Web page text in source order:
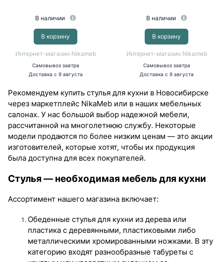
В наличии
В корзину
Интернет-магазин Nikameb
Самовывоз завтра
Доставка с 9 августа
В наличии
В корзину
Интернет-магазин Nikameb
Самовывоз завтра
Доставка с 9 августа
Рекомендуем купить стулья для кухни в Новосибирске
через маркетплейс NikaMeb или в наших мебельных
салонах. У нас большой выбор надежной мебели,
рассчитанной на многолетнюю службу. Некоторые
модели продаются по более низким ценам — это акции
изготовителей, которые хотят, чтобы их продукция
была доступна для всех покупателей.
Стулья — необходимая мебель для кухни
Ассортимент нашего магазина включает:
Обеденные стулья для кухни из дерева или
пластика с деревянными, пластиковыми либо
металлическими хромированными ножками. В эту
категорию входят разнообразные табуреты с